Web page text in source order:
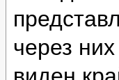
через